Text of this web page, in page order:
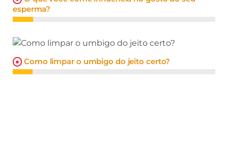
esperma?
Como limpar o umbigo do jeito certo?